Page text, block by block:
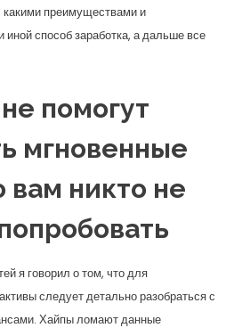
преимуществами и
иной способ заработка, а дальше все
помогут
мгновенные
вам никто не
я говорил о том, что для
следует детально разобраться с
Хайпы ломают данные